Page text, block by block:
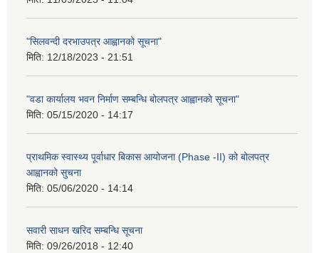
"सिलवन्दी दरभाउपत्र आह्वानको सूचना"
मिति: 12/18/2023 - 21:51
"वडा कार्यालय भवन निर्माण सम्बन्धि बोलपत्र आह्वानको सूचना"
मिति: 05/15/2020 - 14:17
प्राथमिक स्वास्थ्य पूर्वाधार बिकास आयोजना (Phase -II) को बोलपत्र
आह्वानको सुचना
मिति: 05/06/2020 - 14:14
सवारी साधन खरिद सम्बन्धि सूचना
मिति: 09/26/2018 - 12:40